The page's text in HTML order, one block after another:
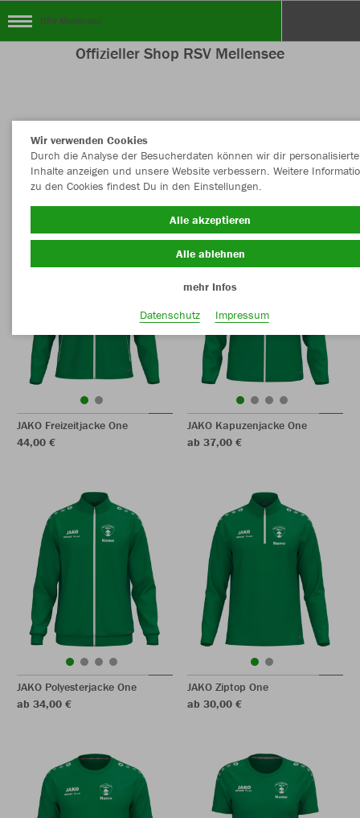
RSV Mellensee
Offizieller Shop RSV Mellensee
JAKO Freizeitjacke One
44,00 €
JAKO Kapuzenjacke One
ab 37,00 €
JAKO Polyesterjacke One
ab 34,00 €
JAKO Ziptop One
ab 30,00 €
Wir verwenden Cookies
Durch die Analyse der Besucherdaten können wir dir personalisierte
Inhalte anzeigen und unsere Website verbessern. Weitere
zu den Cookies findest Du in den Einstellungen.
Alle akzeptieren
Alle ablehnen
mehr Infos
Datenschutz
Impressum